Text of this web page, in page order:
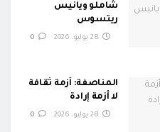
شاملو ويانيس
ريتسوس
المناصفة: أزمة ثقافة
لا أزمة إرادة